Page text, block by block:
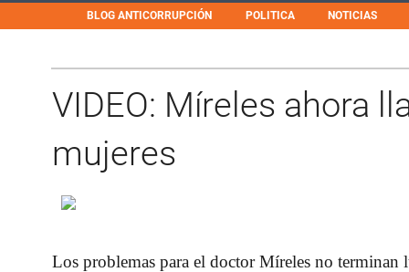
BLOG ANTICORRUPCIÓN POLITICA NOTICIAS
VIDEO: Míreles ahora
mujeres
Los problemas para el doctor Míreles no terminan